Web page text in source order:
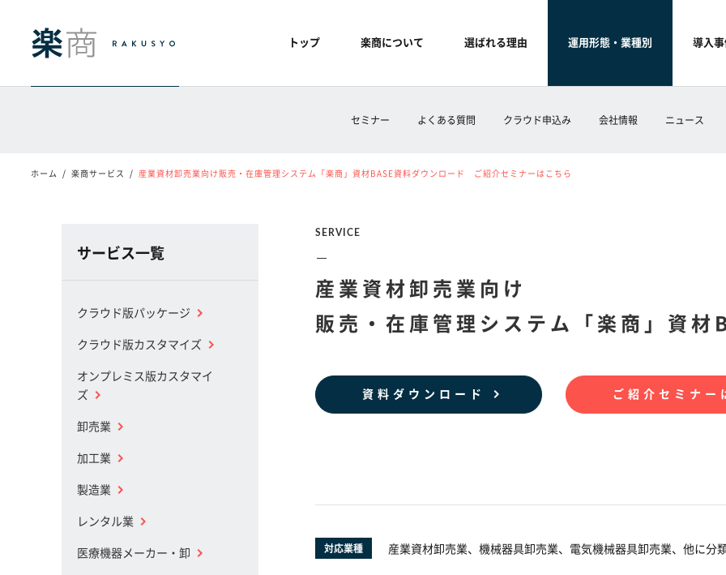
トップ 楽商について 選ばれる理由 運用形態・業種別 導入
セミナー よくある質問 クラウド申込み 会社情報 ニュース
ホーム 楽商サービス 産業資材卸売業向け販売・在庫管理システム「楽商」資材BASE資料ダウンロード ご紹介セミナーはこちら
SERVICE
産業資材卸売業向け
販売・在庫管理システム「楽商」資材
資料ダウンロード ご紹介セミナー
対応業種 産業資材卸売業、機械器具卸売業、電気機械器具卸売業、他に分
サービス一覧
クラウド版パッケージ
クラウド版カスタマイズ
オンプレミス版カスタマイ
ズ
卸売業
加工業
製造業
レンタル業
医療機器メーカー・卸